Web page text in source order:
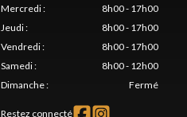
Mercredi:
8h00 - 17h00
Jeudi:
8h00 - 17h00
Vendredi:
8h00 - 17h00
Samedi:
8h00 - 12h00
Dimanche: Fermé
Restez connecté